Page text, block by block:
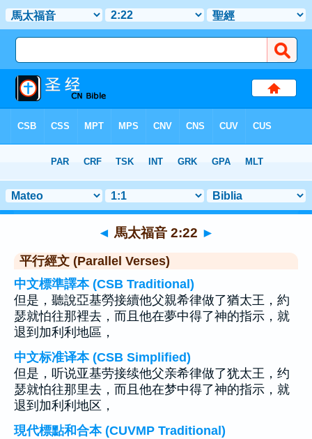
> 聖經金句 22
◄ 馬太福音 2:22 ►
平行經文 (Parallel Verses)
中文標準譯本 (CSB Traditional)
但是，聽說亞基勞接續他父親希律做了猶太王，約
瑟就怕往那裡去，而且他在夢中得了神的指示，就
退到加利利地區，
中文标准译本 (CSB Simplified)
但是，听说亚基劳接续他父亲希律做了犹太王，约
瑟就怕往那里去，而且他在梦中得了神的指示，就
退到加利利地区，
現代標點和合本 (CUVMP Traditional)